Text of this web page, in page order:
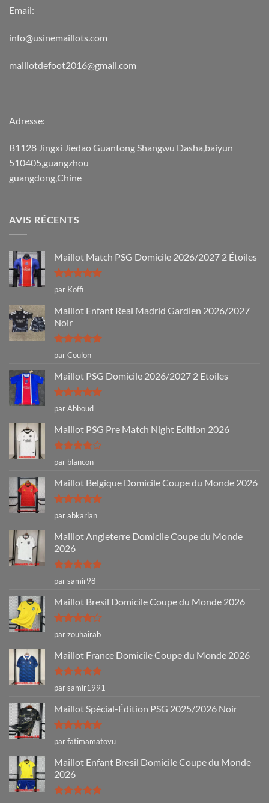
Email:
info@usinemaillots.com
maillotdefoot2016@gmail.com
Adresse:
B1128 Jingxi Jiedao Guantong Shangwu Dasha,baiyun
510405,guangzhou
guangdong,Chine
AVIS RÉCENTS
Maillot Match PSG Domicile 2026/2027 2 Étoiles
Note5sur
5
par Koffi
Maillot Enfant Real Madrid Gardien 2026/2027
Noir
Note5sur
5
par Coulon
Maillot PSG Domicile 2026/2027 2 Etoiles
Note5sur
5
par Abboud
Maillot PSG Pre Match Night Edition 2026
Note4
sur 5
par blancon
Maillot Belgique Domicile Coupe du Monde 2026
Note5sur
5
par abkarian
Maillot Angleterre Domicile Coupe du Monde
2026
Note5sur
5
par samir98
Maillot Bresil Domicile Coupe du Monde 2026
Note4
sur 5
par zouhairab
Maillot France Domicile Coupe du Monde 2026
Note5sur
5
par samir1991
Maillot Spécial-Édition PSG 2025/2026 Noir
Note5sur
5
par fatimamatovu
Maillot Enfant Bresil Domicile Coupe du Monde
2026